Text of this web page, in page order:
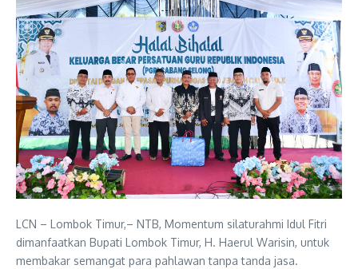
LCN – Lombok Timur,– NTB, Momentum silaturahmi Idul Fitri
dimanfaatkan Bupati Lombok Timur, H. Haerul Warisin, untuk
membakar semangat para pahlawan tanpa tanda jasa.